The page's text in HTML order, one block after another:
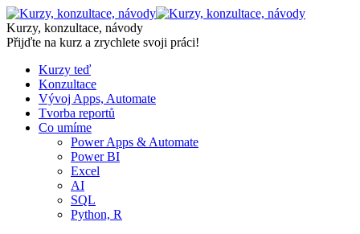
Skip
to
content
Kurzy, konzultace, návody
Přijďte na kurz a zrychlete svoji práci!
Kurzy teď
Konzultace
Vývoj Apps, Automate
Tvorba reportů
Co umíme
Power Apps & Automate
Power BI
Excel
AI
SQL
Python, R